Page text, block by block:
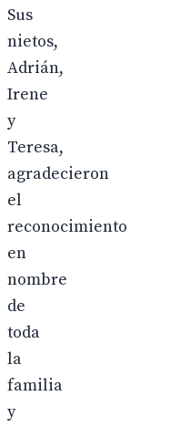
Sus
nietos,
Adrián,
Irene
y
Teresa,
agradecieron
el
reconocimiento
en
nombre
de
toda
la
familia
y